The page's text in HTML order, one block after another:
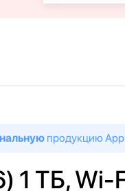
продукцию
1 ТБ,